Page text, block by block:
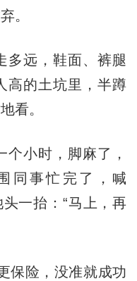
。
远，鞋面、裤腿
高的土坑里，半蹲
看。
小时，脚麻了，
同事忙完了，喊
一抬：“马上，再
险，没准就成功